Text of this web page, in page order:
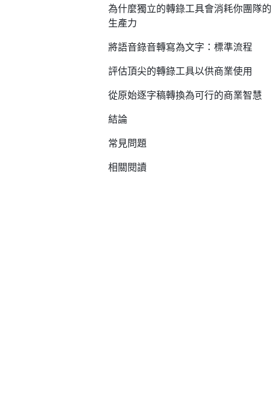
為什麼獨立的轉錄工具會消耗你團隊的
生產力
將語音錄音轉寫為文字：標準流程
評估頂尖的轉錄工具以供商業使用
從原始逐字稿轉換為可行的商業智慧
結論
常見問題
相關閱讀